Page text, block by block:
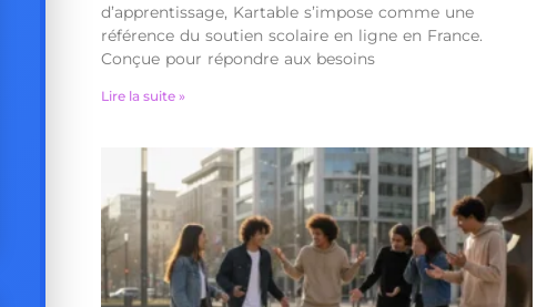
d’apprentissage, Kartable s’impose comme une
référence du soutien scolaire en ligne en France.
Conçue pour répondre aux besoins
Lire la suite »